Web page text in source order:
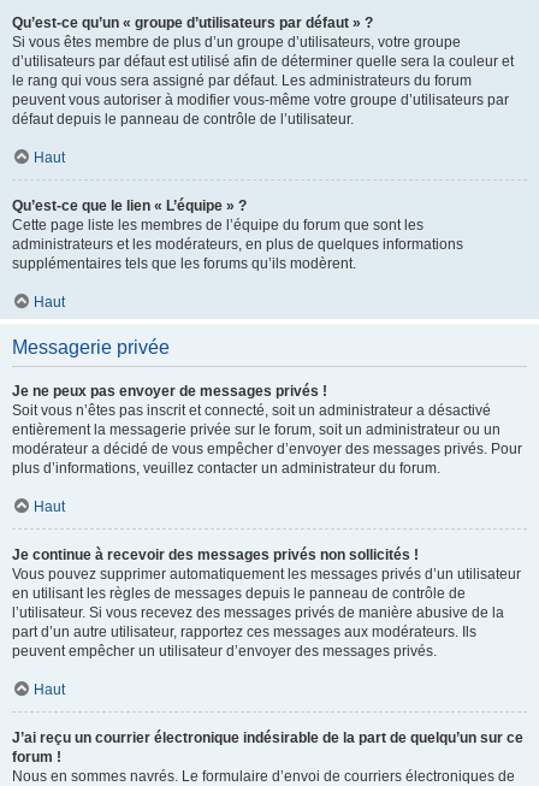
Qu’est-ce qu’un « groupe d’utilisateurs par défaut » ?
Si vous êtes membre de plus d’un groupe d’utilisateurs, votre groupe
d’utilisateurs par défaut est utilisé afin de déterminer quelle sera la couleur et
le rang qui vous sera assigné par défaut. Les administrateurs du forum
peuvent vous autoriser à modifier vous-même votre groupe d’utilisateurs par
défaut depuis le panneau de contrôle de l’utilisateur.
Haut
Qu’est-ce que le lien « L’équipe » ?
Cette page liste les membres de l’équipe du forum que sont les
administrateurs et les modérateurs, en plus de quelques informations
supplémentaires tels que les forums qu’ils modèrent.
Haut
Messagerie privée
Je ne peux pas envoyer de messages privés !
Soit vous n’êtes pas inscrit et connecté, soit un administrateur a désactivé
entièrement la messagerie privée sur le forum, soit un administrateur ou un
modérateur a décidé de vous empêcher d’envoyer des messages privés. Pour
plus d’informations, veuillez contacter un administrateur du forum.
Haut
Je continue à recevoir des messages privés non sollicités !
Vous pouvez supprimer automatiquement les messages privés d’un utilisateur
en utilisant les règles de messages depuis le panneau de contrôle de
l’utilisateur. Si vous recevez des messages privés de manière abusive de la
part d’un autre utilisateur, rapportez ces messages aux modérateurs. Ils
peuvent empêcher un utilisateur d’envoyer des messages privés.
Haut
J’ai reçu un courrier électronique indésirable de la part de quelqu’un sur ce
forum !
Nous en sommes navrés. Le formulaire d’envoi de courriers électroniques de